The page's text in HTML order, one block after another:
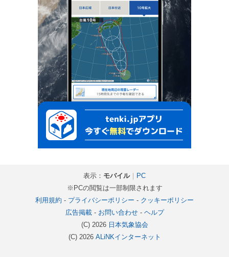
表示： モバイル｜ PC
※PCの閲覧は一部制限されます
利用規約 - プライバシーポリシー - クッキーポリシー
広告掲載- お問い合わせ- ヘルプ
(C) 2026 日本気象協会
(C) 2026 ALiNKインターネット